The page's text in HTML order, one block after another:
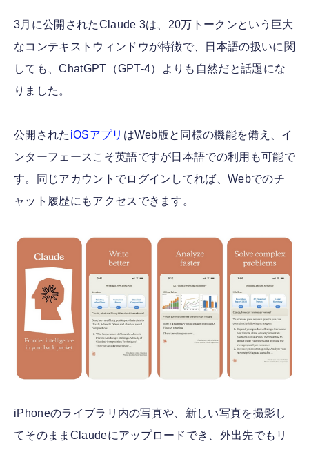
3月に公開されたClaude 3は、20万トークンという巨大
なコンテキストウィンドウが特徴で、日本語の扱いに関
しても、ChatGPT（GPT-4）よりも自然だと話題にな
りました。
公開された iOSアプリ はWeb版と同様の機能を備え、イ
ンターフェースこそ英語ですが日本語での利用も可能で
す。同じアカウントでログインしてれば、Webでのチ
ャット履歴にもアクセスできます。
iPhoneのライブラリ内の写真や、新しい写真を撮影し
てそのままClaudeにアップロードでき、外出先でもリ